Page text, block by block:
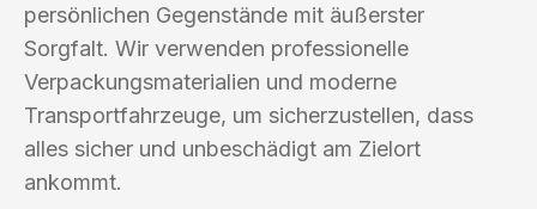
persönlichen Gegenstände mit äußerster
Sorgfalt. Wir verwenden professionelle
Verpackungsmaterialien und moderne
Transportfahrzeuge, um sicherzustellen, dass
alles sicher und unbeschädigt am Zielort
ankommt.